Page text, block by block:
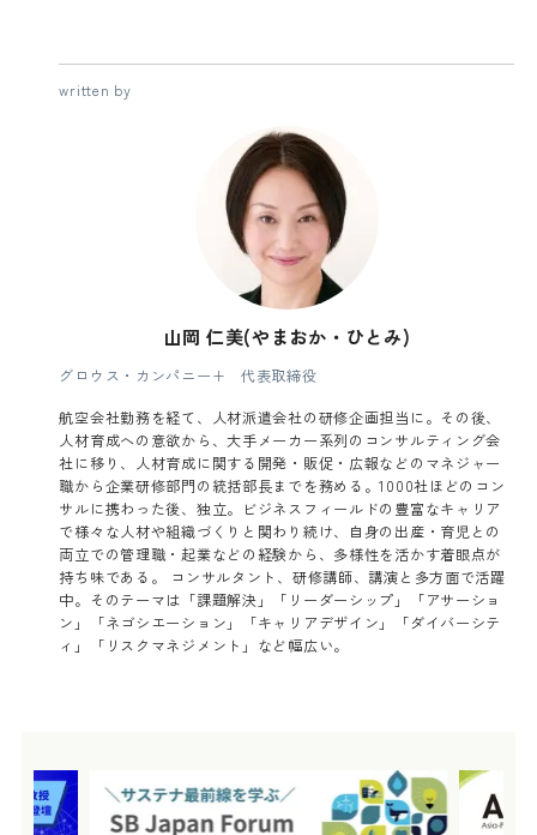
written by
山岡 仁美(やまおか・ひとみ)
グロウス・カンパニー+ 代表取締役
航空会社勤務を経て、人材派遣会社の研修企画担当に。その後、
人材育成への意欲から、大手メーカー系列のコンサルティング会
社に移り、人材育成に関する開発・販促・広報などのマネジャー
職から企業研修部門の統括部長までを務める。1000社ほどのコン
サルに携わった後、独立。ビジネスフィールドの豊富なキャリア
で様々な人材や組織づくりと関わり続け、自身の出産・育児との
両立での管理職・起業などの経験から、多様性を活かす着眼点が
持ち味である。 コンサルタント、研修講師、講演と多方面で活躍
中。そのテーマは「課題解決」「リーダーシップ」「アサーショ
ン」「ネゴシエーション」「キャリアデザイン」「ダイバーシテ
ィ」「リスクマネジメント」など幅広い。